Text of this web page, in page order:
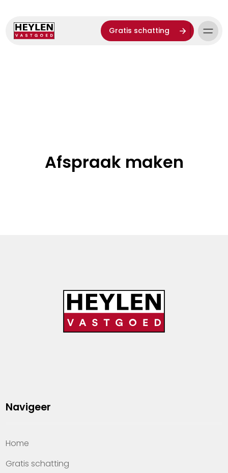
Gratis schatting
Afspraak maken
Navigeer
Home
Gratis schatting